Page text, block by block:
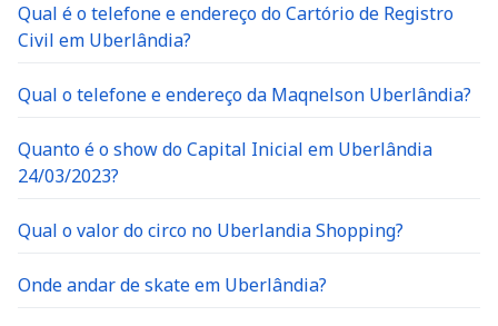
Qual é o telefone e endereço do Cartório de Registro
Civil em Uberlândia?
Qual o telefone e endereço da Maqnelson Uberlândia?
Quanto é o show do Capital Inicial em Uberlândia
24/03/2023?
Qual o valor do circo no Uberlandia Shopping?
Onde andar de skate em Uberlândia?